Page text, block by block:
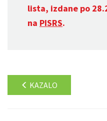
lista, izdane po
na PISRS.
KAZALO